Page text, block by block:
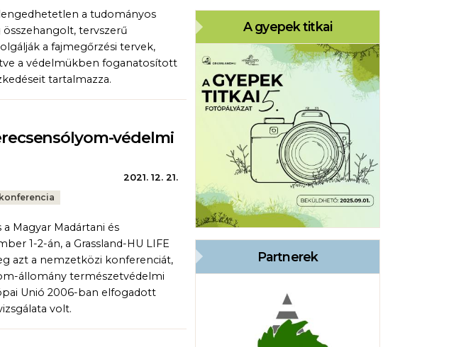
a tudományos
összehangolt, tervszerű
a fajmegőrzési tervek,
a védelmükben foganatosított
tartalmazza.
védelmi
2021. 12. 21.
konferencia
Magyar Madártani és
1-2-án, a Grassland-HU LIFE
azt a nemzetközi konferenciát,
állomány természetvédelmi
Unió 2006-ban elfogadott
volt.
A gyepek titkai
Partnerek